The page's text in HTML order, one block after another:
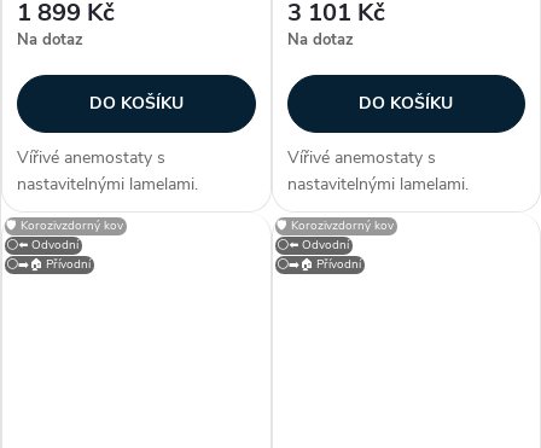
1 899 Kč
Na dotaz
DO KOŠÍKU
Vířivé anemostaty s
nastavitelnými lamelami.
Konstrukce Anemostaty jsou
vyrobeny z galvanizovaného
plechu opatřeného bílou
3 101 Kč
Na dotaz
DO KOŠÍKU
Vířivé anemostaty s
nastavitelnými lamelami.
Konstrukce Anemostaty jsou
vyrobeny z galvanizovaného
plechu opatřeného bílou
⚪⬅️ Odvodní
⚪➡️🏠 Přívodní
🛡️ Korozivzdorný kov
⚪⬅️ Odvodní
⚪➡️🏠 Přívodní
🛡️ Korozivzdorný kov